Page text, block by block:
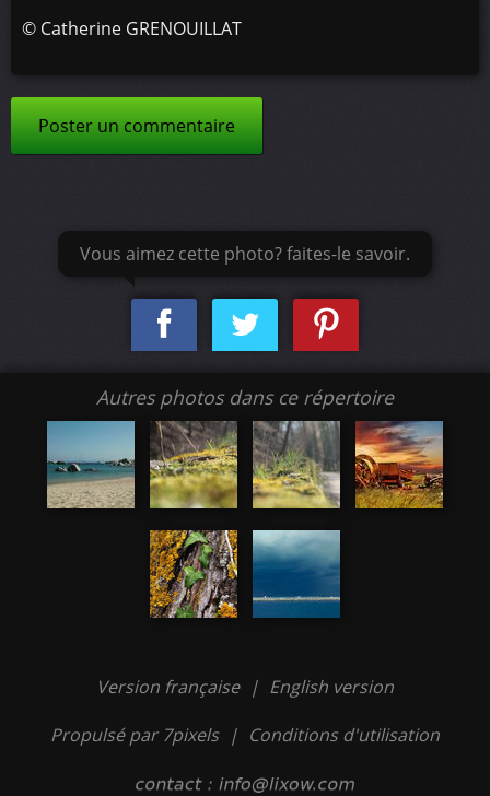
© Catherine GRENOUILLAT
Poster un commentaire
Vous aimez cette photo? faites-le savoir.
Autres photos dans ce répertoire
Version française | English version
Propulsé par 7pixels | Conditions d'utilisation